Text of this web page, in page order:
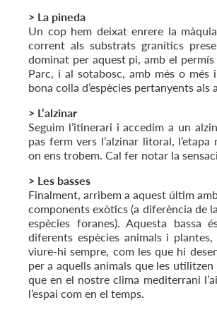
> La pineda
Un cop hem deixat enrere la
corrent als substrats granítics
dominat per aquest pi, amb el
Parc, i al sotabosc, amb més o més
bona colla d’espècies pertanyents
> L’alzinar
Seguim l’itinerari i accedim a un
pas ferm vers l’alzinar litoral,
on ens trobem. Cal fer notar la
> Les basses
Finalment, arribem a aquest últim
components exòtics (a diferència de
espècies foranes). Aquesta
diferents espècies animals i
viure-hi sempre, com les que hi
per a aquells animals que les
que en el nostre clima mediterrani
l’espai com en el temps.